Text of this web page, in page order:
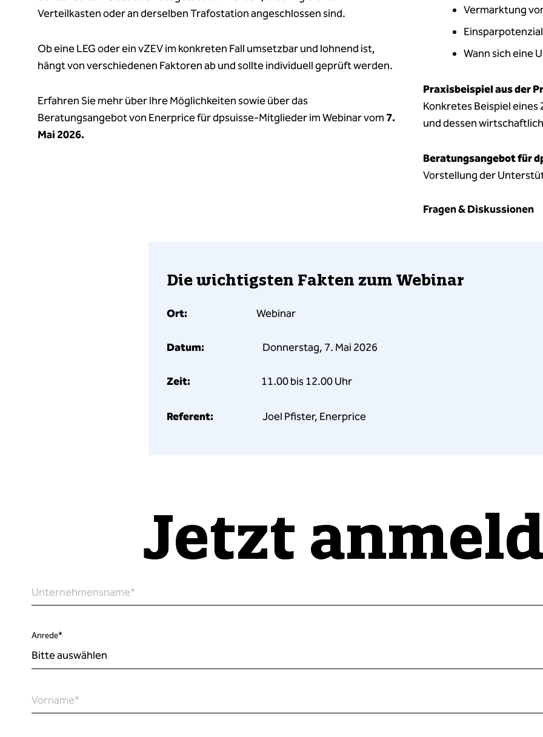
Verteilkasten oder an derselben Trafostation angeschlossen sind.
Ob eine LEG oder ein vZEV im konkreten Fall umsetzbar und lohnend ist,
hängt von verschiedenen Faktoren ab und sollte individuell geprüft werden.
Erfahren Sie mehr über Ihre Möglichkeiten sowie über das
Beratungsangebot von Enerprice für dpsuisse-Mitglieder im Webinar vom 7.
Mai 2026.
Vermarktung
Wann sich eine
Praxisbeispiel aus der
Konkretes Beispiel
und dessen
Beratungsangebot für
Vorstellung der
Fragen & Diskussionen
Die wichtigsten Fakten zum Webinar
Ort: Webinar
Datum: Donnerstag, 7. Mai 2026
Zeit: 11.00 bis 12.00 Uhr
Referent: Joel Pfister, Enerprice
Jetzt
Unternehmensname*
Anrede*
Vorname*